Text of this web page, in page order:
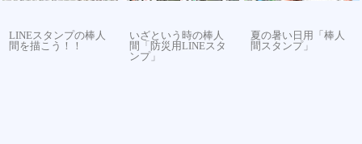
LINEスタンプの棒人
間を描こう！！
いざという時の棒人
間「防災用LINEスタ
ンプ」
夏の暑い日用「棒人
間スタンプ」